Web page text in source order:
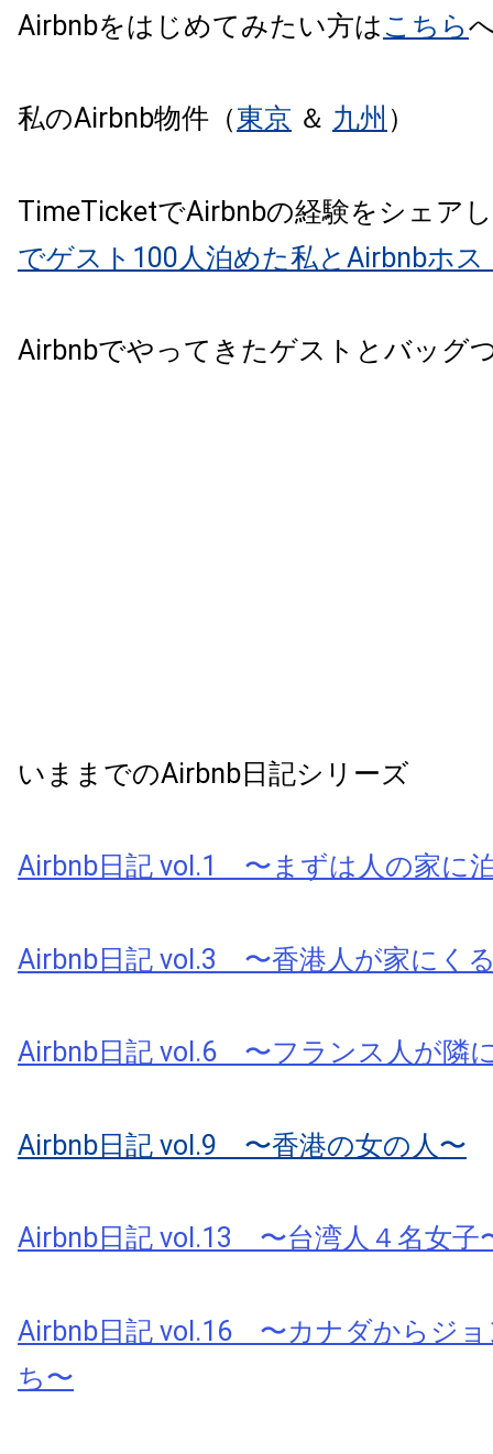
Airbnbをはじめてみたい方は こちら
私のAirbnb物件（東京 ＆ 九州 ）
TimeTicketでAirbnbの経験をシェア
でゲスト100人泊めた私とAirbnbホ
Airbnbでやってきたゲストとバッグ
いままでのAirbnb日記シリーズ
Airbnb日記 vol.1 〜まずは人の家に
Airbnb日記 vol.3 〜香港人が家にく
Airbnb日記 vol.6 〜フランス人が隣
Airbnb日記 vol.9 〜香港の女の人〜
Airbnb日記 vol.13 〜台湾人４名女子
Airbnb日記 vol.16 〜カナダからジ
ち〜